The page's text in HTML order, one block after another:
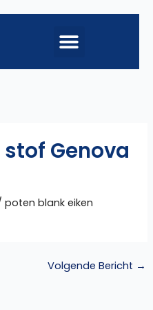
Genova
blank eiken
Volgende Bericht →